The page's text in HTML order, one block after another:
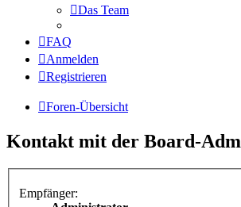
Das Team
FAQ
Anmelden
Registrieren
Foren-Übersicht
Kontakt mit der Board-
Empfänger: